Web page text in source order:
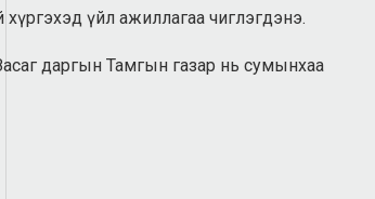
үйл ажиллагаа чиглэгдэнэ.
даргын Тамгын газар нь сумынхаа